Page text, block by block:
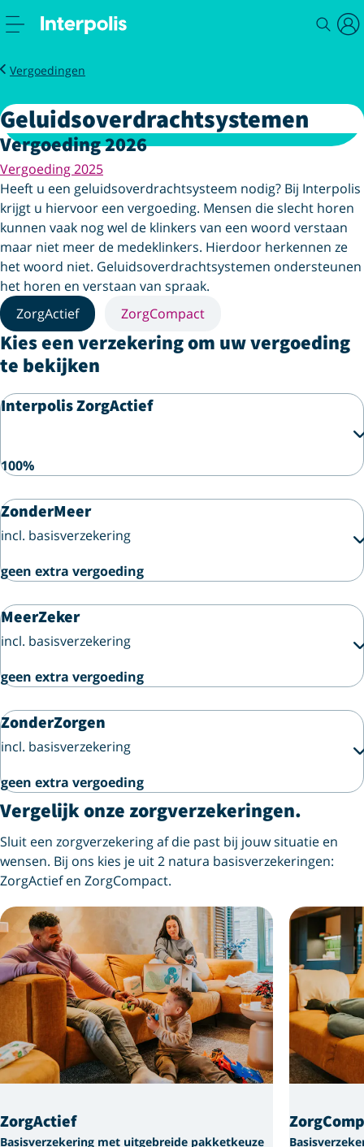
Service
Zorg
Vergoedingen
Geluidsoverdrachtsystemen
Geluidsoverdrachtsystemen
Vergoeding 2026
Vergoeding 2025
Heeft u een geluidsoverdrachtsysteem nodig? Bij Interpolis
krijgt u hiervoor een vergoeding. Mensen die slecht horen
kunnen vaak nog wel de klinkers van een woord verstaan
maar niet meer de medeklinkers. Hierdoor herkennen ze
het woord niet. Geluidsoverdrachtsystemen ondersteunen
het horen en verstaan van spraak.
ZorgActief
ZorgCompact
Kies een verzekering om uw vergoeding
te bekijken
Interpolis ZorgActief
100%
ZonderMeer
incl. basisverzekering
geen extra vergoeding
MeerZeker
incl. basisverzekering
geen extra vergoeding
ZonderZorgen
incl. basisverzekering
geen extra vergoeding
Vergelijk onze zorgverzekeringen.
Sluit een zorgverzekering af die past bij jouw situatie en
wensen. Bij ons kies je uit 2 natura basisverzekeringen:
ZorgActief en ZorgCompact.
ZorgActief
Basisverzekering met uitgebreide pakketkeuze